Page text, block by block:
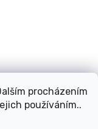
procházením
používáním..
práva vyhrazena.